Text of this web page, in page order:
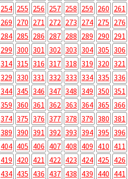
254 255 256 257 258 259 260 261
269 270 271 272 273 274 275 276
284 285 286 287 288 289 290 291
299 300 301 302 303 304 305 306
314 315 316 317 318 319 320 321
329 330 331 332 333 334 335 336
344 345 346 347 348 349 350 351
359 360 361 362 363 364 365 366
374 375 376 377 378 379 380 381
389 390 391 392 393 394 395 396
404 405 406 407 408 409 410 411
419 420 421 422 423 424 425 426
434 435 436 437 438 439 440 441